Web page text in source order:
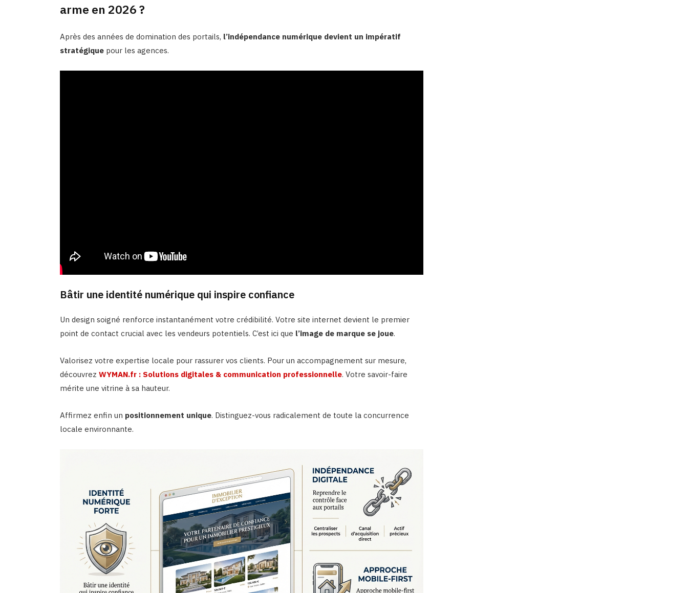
arme en 2026 ?
Après des années de domination des portails, l’indépendance numérique devient un impératif
stratégiquepour les agences.
Bâtir une identité numérique qui inspire confiance
Un design soigné renforce instantanément votre crédibilité. Votre site internet devient le premier
point de contact crucial avec les vendeurs potentiels. C’est ici que l’image de marque se joue.
Valorisez votre expertise locale pour rassurer vos clients. Pour un accompagnement sur mesure,
découvrez WYMAN.fr : Solutions digitales & communication professionnelle. Votre savoir-faire
mérite une vitrine à sa hauteur.
Affirmez enfin un positionnement unique. Distinguez-vous radicalement de toute la concurrence
locale environnante.